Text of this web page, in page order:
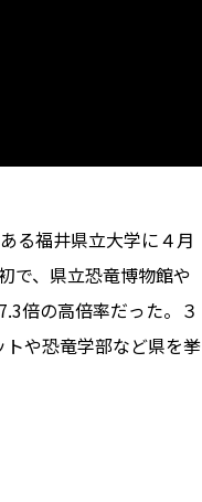
る福井県立大学に４月
で、県立恐竜博物館や
倍の高倍率だった。３
や恐竜学部など県を挙